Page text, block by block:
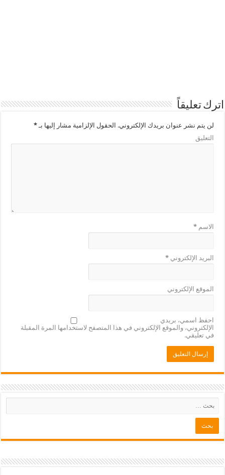
اترك تعليقاً
لن يتم نشر عنوان بريدك الإلكتروني. الحقول الإلزامية مشار إليها بـ*
التعليق
الاسم*
البريد الإلكتروني*
الموقع الإلكتروني
احفظ اسمي، بريدي
الإلكتروني، والموقع الإلكتروني في هذا المتصفح لاستخدامها المرة المقبلة
في تعليقي.